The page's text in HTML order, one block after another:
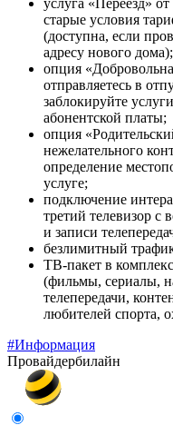
услуга «Переезд»
старые условия
(доступна, если
адресу нового дома);
опция
отправляетесь в
заблокируйте
абонентской платы;
опция
нежелательного
определение
услуге;
подключение
третий телевизор с
и записи
безлимитный
ТВ-пакет в
(фильмы, сериалы,
телепередачи,
любителей спорта,
#Информация
Провайдербилайн